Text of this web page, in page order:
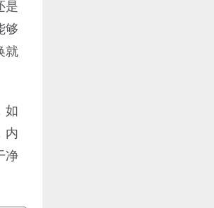
是
够
就
如
内
净